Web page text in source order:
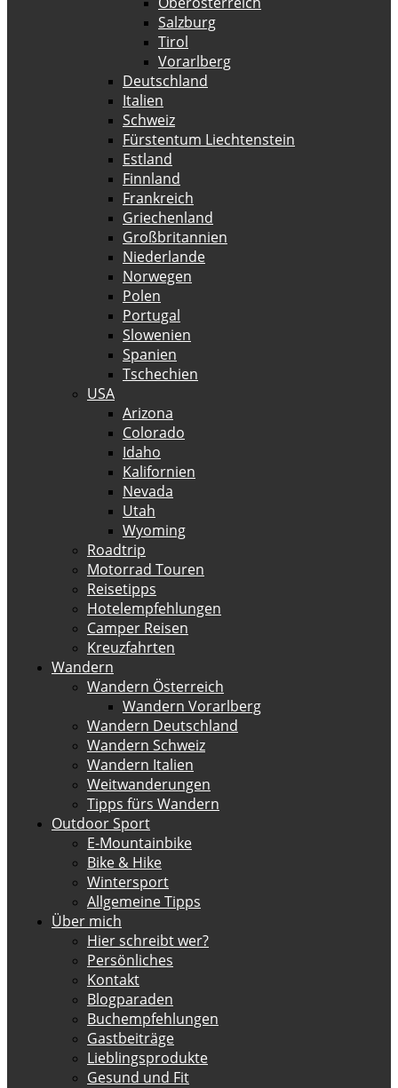
Salzburg
Tirol
Vorarlberg
Deutschland
Italien
Schweiz
Fürstentum Liechtenstein
Estland
Finnland
Frankreich
Griechenland
Großbritannien
Niederlande
Norwegen
Polen
Portugal
Slowenien
Spanien
Tschechien
USA
Arizona
Colorado
Idaho
Kalifornien
Nevada
Utah
Wyoming
Roadtrip
Motorrad Touren
Reisetipps
Hotelempfehlungen
Camper Reisen
Kreuzfahrten
Wandern
Wandern Österreich
Wandern Vorarlberg
Wandern Deutschland
Wandern Schweiz
Wandern Italien
Weitwanderungen
Tipps fürs Wandern
Outdoor Sport
E-Mountainbike
Bike & Hike
Wintersport
Allgemeine Tipps
Über mich
Hier schreibt wer?
Persönliches
Kontakt
Blogparaden
Buchempfehlungen
Gastbeiträge
Lieblingsprodukte
Gesund und Fit